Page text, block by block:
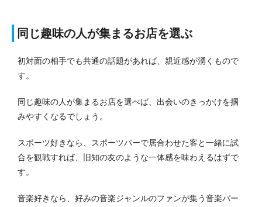
同じ趣味の人が集まるお店を選ぶ
初対面の相手でも共通の話題があれば、親近感が湧くもので
す。
同じ趣味の人が集まるお店を選べば、出会いのきっかけを掴
みやすくなるでしょう。
スポーツ好きなら、スポーツバーで居合わせた客と一緒に試
合を観戦すれば、旧知の友のような一体感を味わえるはずで
す。
音楽好きなら、好みの音楽ジャンルのファンが集う音楽バー